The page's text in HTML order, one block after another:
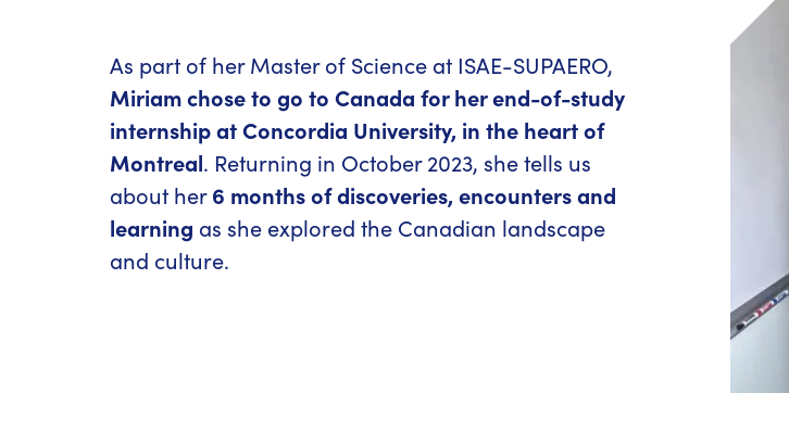
As part of her Master of Science at ISAE-SUPAERO,
Miriam chose to go to Canada for her end-of-study
internship at Concordia University, in the heart of
Montreal. Returning in October 2023, she tells us
about her6 months of discoveries, encounters and
learning as she explored the Canadian landscape
and culture.